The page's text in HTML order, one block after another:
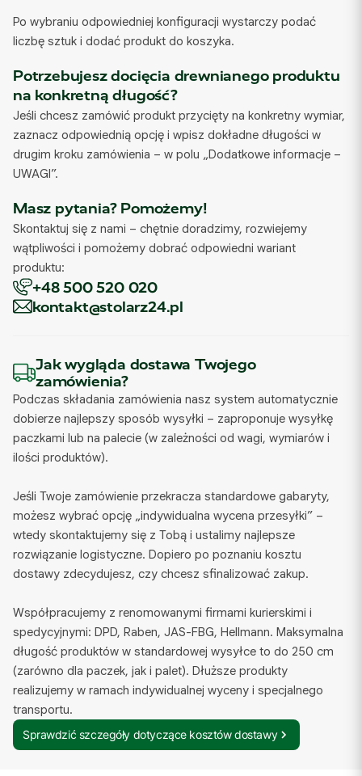
Po wybraniu odpowiedniej konfiguracji wystarczy podać
liczbę sztuk i dodać produkt do koszyka.
Potrzebujesz docięcia drewnianego produktu
na konkretną długość?
Jeśli chcesz zamówić produkt przycięty na konkretny wymiar,
zaznacz odpowiednią opcję i wpisz dokładne długości w
drugim kroku zamówienia – w polu „Dodatkowe informacje –
UWAGI”.
Masz pytania? Pomożemy!
Skontaktuj się z nami – chętnie doradzimy, rozwiejemy
wątpliwości i pomożemy dobrać odpowiedni wariant
produktu:
+48 500 520 020
kontakt@stolarz24.pl
Jak wygląda dostawa Twojego
zamówienia?
Podczas składania zamówienia nasz system automatycznie
dobierze najlepszy sposób wysyłki – zaproponuje wysyłkę
paczkami lub na palecie (w zależności od wagi, wymiarów i
ilości produktów).
Jeśli Twoje zamówienie przekracza standardowe gabaryty,
możesz wybrać opcję „indywidualna wycena przesyłki” –
wtedy skontaktujemy się z Tobą i ustalimy najlepsze
rozwiązanie logistyczne. Dopiero po poznaniu kosztu
dostawy zdecydujesz, czy chcesz sfinalizować zakup.
Współpracujemy z renomowanymi firmami kurierskimi i
spedycyjnymi: DPD, Raben, JAS-FBG, Hellmann. Maksymalna
długość produktów w standardowej wysyłce to do 250 cm
(zarówno dla paczek, jak i palet). Dłuższe produkty
realizujemy w ramach indywidualnej wyceny i specjalnego
transportu.
Sprawdzić szczegóły dotyczące kosztów dostawy